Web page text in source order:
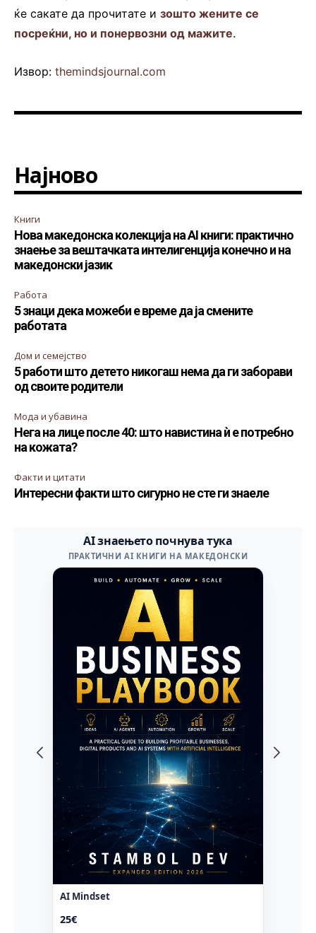
ќе сакате да прочитате и зошто жените се
посреќни, но и понервозни од мажите.
Извор: themindsjournal.com
Најново
Книги
Нова македонска колекција на AI книги: практично
знаење за вештачката интелигенција конечно и на
македонски јазик
Работа
5 знаци дека можеби е време да ја смените
работата
Дом и семејство
5 работи што детето никогаш нема да ги заборави
од своите родители
Мода и убавина
Нега на лице после 40: што навистина ѝ е потребно
на кожата?
Факти и цитати
Интересни факти што сигурно не сте ги знаеле